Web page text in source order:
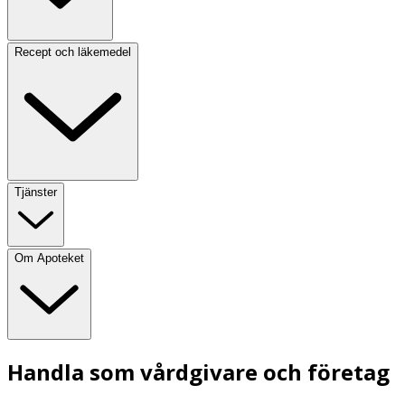
Recept och läkemedel
Tjänster
Om Apoteket
Handla som vårdgivare och företag